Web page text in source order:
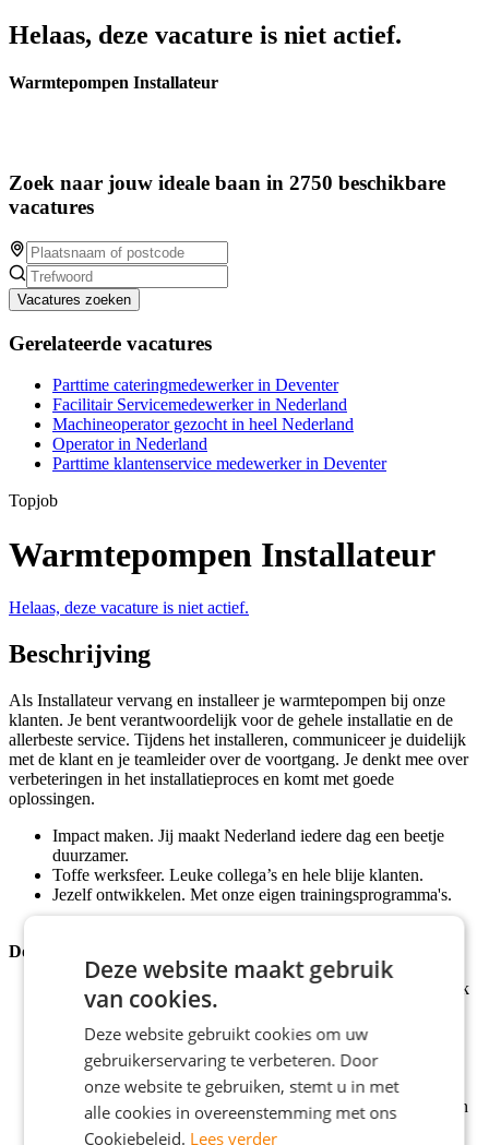
Helaas, deze vacature is niet actief.
Warmtepompen Installateur
Zoek naar jouw ideale baan in 2750 beschikbare
vacatures
Vacatures zoeken
Gerelateerde vacatures
Parttime cateringmedewerker in Deventer
Facilitair Servicemedewerker in Nederland
Machineoperator gezocht in heel Nederland
Operator in Nederland
Parttime klantenservice medewerker in Deventer
Topjob
Warmtepompen Installateur
Helaas, deze vacature is niet actief.
Beschrijving
Als Installateur vervang en installeer je warmtepompen bij onze
klanten. Je bent verantwoordelijk voor de gehele installatie en de
allerbeste service. Tijdens het installeren, communiceer je duidelijk
met de klant en je teamleider over de voortgang. Je denkt mee over
verbeteringen in het installatieproces en komt met goede
oplossingen.
Impact maken. Jij maakt Nederland iedere dag een beetje
duurzamer.
Toffe werksfeer. Leuke collega’s en hele blije klanten.
Jezelf ontwikkelen. Met onze eigen trainingsprogramma's.
Doen
Ervoor zorgen dat de klant er 's avonds warmpjes bij zit, ook
als dat wat extra tijd kost.
Klanten uitleg geven over de werking van de warmtepomp.
Op iedere vraag heb jij een antwoord.
Coachen en begeleiden van jouw hulpmonteur tijdens de
installatie.
Met je teamleider schakelen als er hobbels op de weg zijn en
samen een passende oplossing bedenken.
Deze website maakt gebruik
van cookies.
Deze website gebruikt cookies om uw
gebruikerservaring te verbeteren. Door
onze website te gebruiken, stemt u in met
alle cookies in overeenstemming met ons
Cookiebeleid. Lees verder